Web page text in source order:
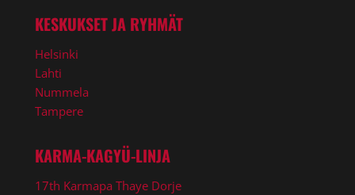
KESKUKSET JA RYHMÄT
Helsinki
Lahti
Nummela
Tampere
KARMA-KAGYÜ-LINJA
17th Karmapa Thaye Dorje